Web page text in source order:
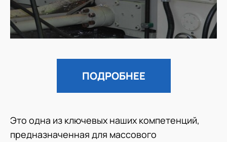
ПОДРОБНЕЕ
Это одна из ключевых наших компетенций,
предназначенная для массового